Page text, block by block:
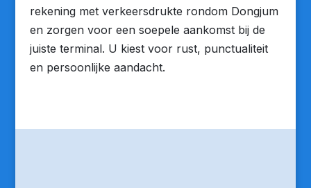
rekening met verkeersdrukte rondom Dongjum
en zorgen voor een soepele aankomst bij de
juiste terminal. U kiest voor rust, punctualiteit
en persoonlijke aandacht.